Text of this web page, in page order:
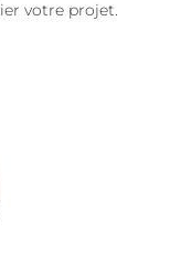
votre projet.